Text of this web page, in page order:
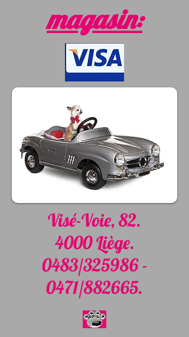
magasin:
Visé-Voie, 82.
4000 Liège.
0483/325986 -
0471/882665.